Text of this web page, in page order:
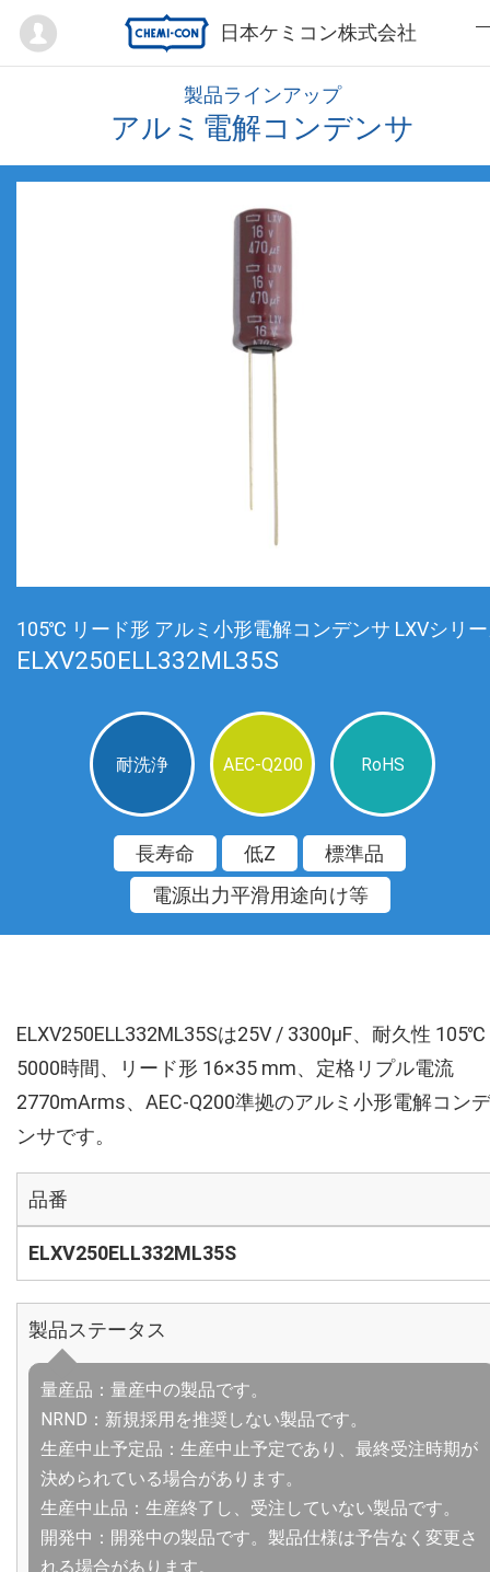
日本ケミコン株式会社
Mypage
製品ラインアップ
アルミ電解コンデンサ
105℃ リード形 アルミ小形電解コンデンサ LXVシリ
ELXV250ELL332ML35S
耐洗浄 AEC-Q200 RoHS
長寿命 低Z
標準品
電源出力平滑用途向け等
ELXV250ELL332ML35Sは25V / 3300µF、耐久性 105℃
5000時間、リード形 16×35 mm、定格リプル電流
2770mArms、AEC-Q200準拠のアルミ小形電解コンデ
ンサです。
品番
ELXV250ELL332ML35S
製品ステータス
量産品：量産中の製品です。
NRND：新規採用を推奨しない製品です。
生産中止予定品：生産中止予定であり、最終受注時期が
決められている場合があります。
生産中止品：生産終了し、受注していない製品です。
開発中：開発中の製品です。製品仕様は予告なく変更さ
れる場合があります。